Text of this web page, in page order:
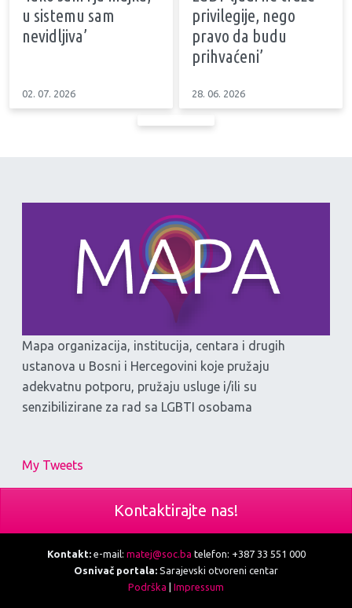
u sistemu sam
nevidljiva’
02. 07. 2026
privilegije, nego
pravo da budu
prihvaćeni’
28. 06. 2026
Mapa organizacija, institucija, centara i drugih
ustanova u Bosni i Hercegovini koje pružaju
adekvatnu potporu, pružaju usluge i/ili su
senzibilizirane za rad sa LGBTI osobama
My Tweets
Kontaktirajte nas!
Kontakt:e-mail: matej@soc.ba telefon: +387 33 551 000
Osnivač portala: Sarajevski otvoreni centar
Podrška
Impressum